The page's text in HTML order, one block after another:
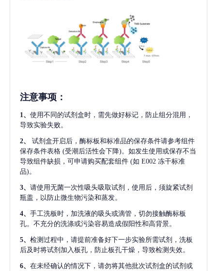
注意事项 ：
1、 使用不同的试剂盒时，需先做好标记，防止组分混用，
导致实验失败。
2、
试剂盒开启后，酶标板和标准品的保存条件请参考组件
保存条件表格 (受潮后活性会下降)。如发生使用或保存不当
导致组件缺损，可申请购买配套组件 (如 E002 冻干标准
品)。
3、 请使用无菌一次性吸头吸取试剂，使用后，须旋紧试剂
瓶盖，以防止微生物污染和蒸发。
4、 手工洗板时，加洗液的吸头或滴管，切勿接触酶标板
孔。不充分的洗涤或污染容易造成假阳性和高背景。
5、 检测过程中，请提前准备好下一步实验所需试剂，洗板
后及时将试剂加入板孔，防止板孔干燥，导致检测失效。
6、 在未经确认的情况下，请勿将其他批次试剂盒的试剂或